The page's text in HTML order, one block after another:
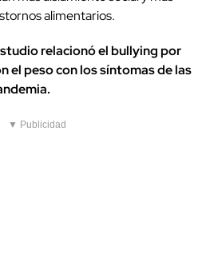
alimentarios.
relacionó el bullying por
el peso con los síntomas de las
▼ Publicidad